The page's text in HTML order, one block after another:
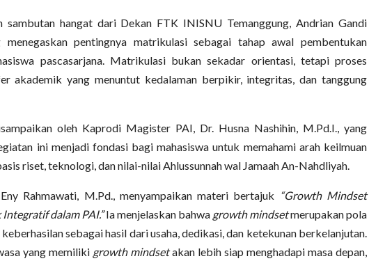
sambutan hangat dari Dekan FTK INISNU Temanggung, Andrian Gandi
pentingnya matrikulasi sebagai tahap awal pembentukan
pascasarjana. Matrikulasi bukan sekadar orientasi, tetapi proses
akademik yang menuntut kedalaman berpikir, integritas, dan tanggung
oleh Kaprodi Magister PAI, Dr. Husna Nashihin, M.Pd.I., yang
ini menjadi fondasi bagi mahasiswa untuk memahami arah keilmuan
riset, teknologi, dan nilai-nilai Ahlussunnah wal Jamaah An-Nahdliyah.
Rahmawati, M.Pd., menyampaikan materi bertajuk “Growth Mindset
dalam PAI.”Ia menjelaskan bahwa growth mindsetmerupakan pola
sebagai hasil dari usaha, dedikasi, dan ketekunan berkelanjutan.
yang memiliki growth mindsetakan lebih siap menghadapi masa depan,